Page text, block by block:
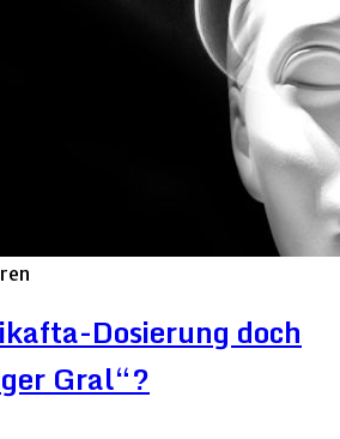
Dosierung doch
Gral“?